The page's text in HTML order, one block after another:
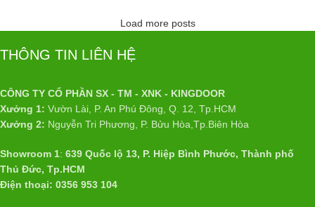
Load more posts
THÔNG TIN LIÊN HỆ
CÔNG TY CỔ PHẦN SX - TM - XNK - KINGDOOR
Xưởng 1: Vườn Lài, P. An Phú Đông, Q. 12, Tp.HCM
Xưởng 2: Nguyễn Tri Phương, P. Bửu Hòa,Tp.Biên Hòa
Showroom 1: 639 Quốc lộ 13, P. Hiệp Bình Phước, Thành phố
Thủ Đức, Tp.HCM
Điện thoại: 0356 953 104